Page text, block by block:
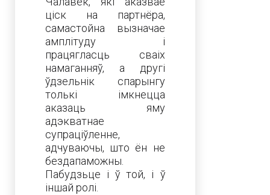
ціск на партнёра,
самастойна вызначае
амплітуду і
працягласць сваіх
намаганняў, а другі
ўдзельнік спарынгу
толькі імкнецца
аказаць яму
адэкватнае
супраціўленне,
адчуваючы, што ён не
бездапаможны.
Пабудзьце і ў той, і ў
іншай ролі.